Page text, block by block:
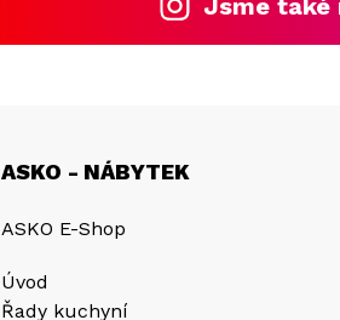
Jsme také
ASKO - NÁBYTEK
ASKO E-Shop
Úvod
Řady kuchyní